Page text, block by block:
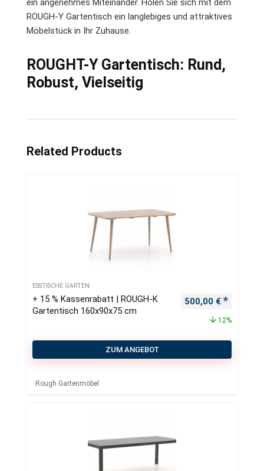
ROUGH-Y Gartentisch ein langlebiges und attraktives
Möbelstück in Ihr Zuhause.
ROUGHT-Y Gartentisch: Rund,
Robust, Vielseitig
Related Products
ESSTISCHE GARTEN
+ 15 % Kassenrabatt | ROUGH-K
Gartentisch 160x90x75 cm
Ursprünglicher
500,00 €
12%
ZUM ANGEBOT
Rough Gartenmöbel